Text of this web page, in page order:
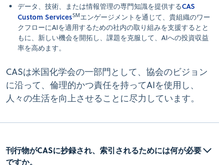
データ、技術、または情報管理の専門知識を提供するCAS
Custom ServicesSMエンゲージメントを通じて、貴組織のワー
クフローにAIを適用するための社内の取り組みを支援するとと
もに、新しい機会を開拓し、課題を克服して、AIへの投資収益
率を高めます。
CASは米国化学会の一部門として、協会のビジョン
に沿って、倫理的かつ責任を持ってAIを使用し、
人々の生活を向上させることに尽力しています。
刊行物がCASに抄録され、索引されるためには何が必要
ですか。